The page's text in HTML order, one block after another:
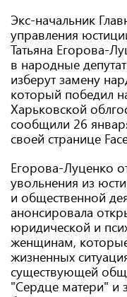
Экс-начальник
управления
Татьяна Егорова-
в народные
изберут замену
который победил
Харьковской
сообщили 26
своей странице
Егорова-Луценко
увольнения из
и общественной
анонсировала
юридической и
женщинам,
жизненных
существующей
"Сердце матери" и